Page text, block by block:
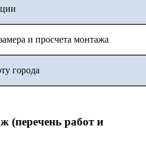
и просчета монтажа
города
(перечень работ и